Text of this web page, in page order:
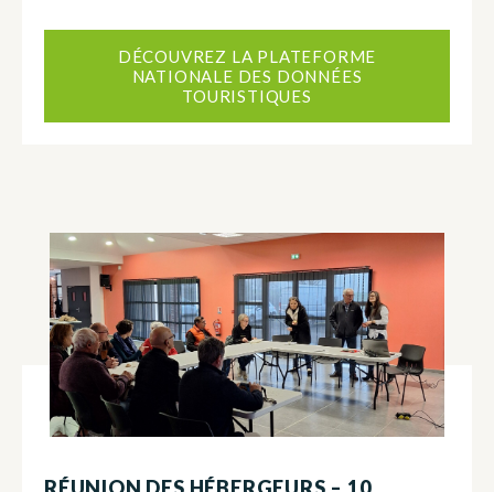
DÉCOUVREZ LA PLATEFORME
NATIONALE DES DONNÉES
TOURISTIQUES